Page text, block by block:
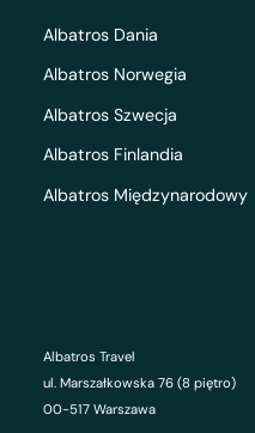
Albatros Travel
ul. Marszałkowska 76 (8 piętro)
00-517 Warszawa
Albatros Dania
Albatros Norwegia
Albatros Szwecja
Albatros Finlandia
Albatros Międzynarodowy